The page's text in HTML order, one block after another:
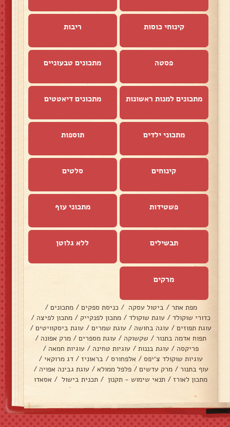
קינוחי כוסות ריבות
פסטה מתכונים טבעוניים
מתכונים למנות ראשונות מתכונים דיאטטים
מתכוני ילדים תוספות
קינוחים סלטים
פשטידות מתכוני עוף
תבשילים ללא גלוטן
מרקים
מפת אתר / ביטול עסקה / כניסת ספקים / מתכונים /
כדורי שוקולד / עוגת שוקולד / מתכון לפנקייק / מתכון לפיצה /
עוגת תפוזים / עוגה בחושה / עוגת שמרים / עוגת ביסקוויטים /
תפוח אדמה בתנור / שקשוקה / עוגת מספרים / מרק אפונה /
פריקסה / עוגת בננות / עוגיות טחינה / עוגיות חמאה /
עוגיות שוקולד צ׳יפס / אלפחורס / בראוניז / דג מרוקאי /
עוף בתנור / מרק עדשים / פלפל ממולא / עוגת גבינה אפויה /
מתכון לאורז / תנאי שימוש - תקנון / תכנית בישול / אסאדו